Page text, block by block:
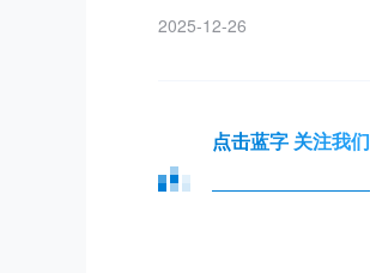
2025-12-26
点击蓝字 关注我们